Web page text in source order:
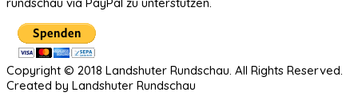
Copyright © 2018 Landshuter Rundschau. All Rights Reserved.
Created by Landshuter Rundschau